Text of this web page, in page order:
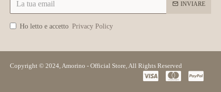
INVIARE
Ho letto e accetto Privacy Policy
Copyright © 2024, Amorino - Official Store, All Rights Reserved